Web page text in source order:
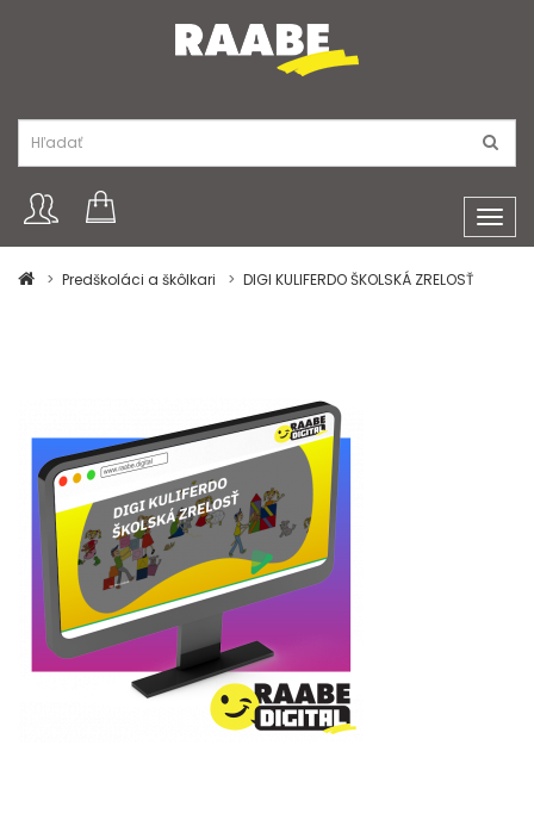
Predškoláci a škôlkari
DIGI KULIFERDO ŠKOLSKÁ ZRELOSŤ